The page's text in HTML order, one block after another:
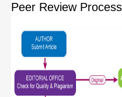
Peer Review